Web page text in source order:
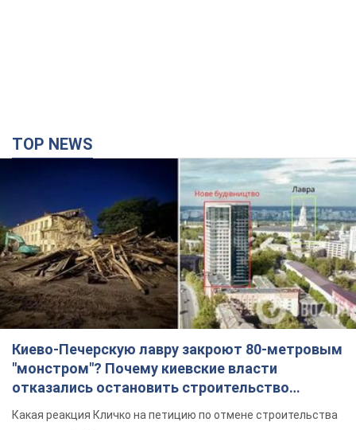
TOP NEWS
Киево-Печерскую лавру закроют 80-метровым
"монстром"? Почему киевские власти
отказались остановить строительство
небоскреба "московского верующего"
Какая реакция Кличко на петицию по отмене строительства